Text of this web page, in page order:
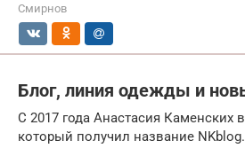
Смирнов
Блог, линия одежды и
С 2017 года Анастасия Каменских
который получил название NKblog.